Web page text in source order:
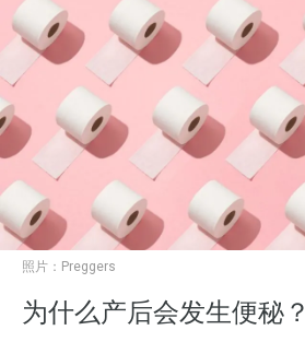
照片： Preggers
为什么产后会发生便秘？